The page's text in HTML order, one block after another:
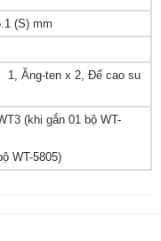
(S) mm
1, Ăng-ten x 2, Đế cao su
(khi gắn 01 bộ WT-
WT-5805)